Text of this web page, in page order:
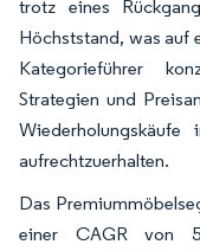
trotz eines
Höchststand, was auf
Kategorieführer
Strategien und
aufrechtzuerhalten.
Das
einer CAGR von